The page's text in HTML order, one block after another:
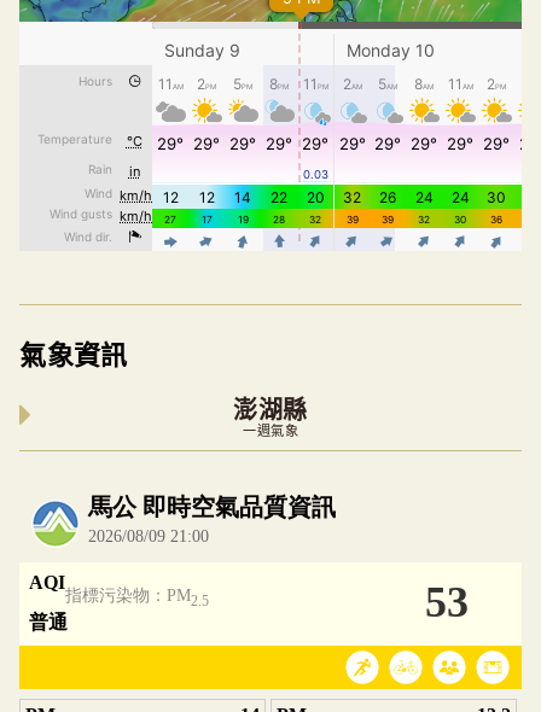
氣象資訊
澎湖縣
一週氣象
內嵌空氣品質小工具為視覺預覽，完整即時空